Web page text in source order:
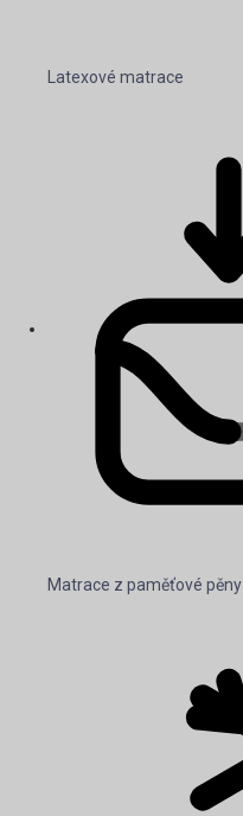
Latexové matrace
Matrace z paměťové pěny